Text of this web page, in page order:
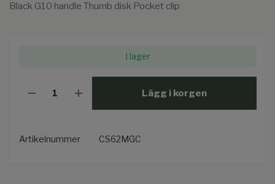
Black G10 handle Thumb disk Pocket clip
I lager
Lägg i korgen
Artikelnummer CS62MGC